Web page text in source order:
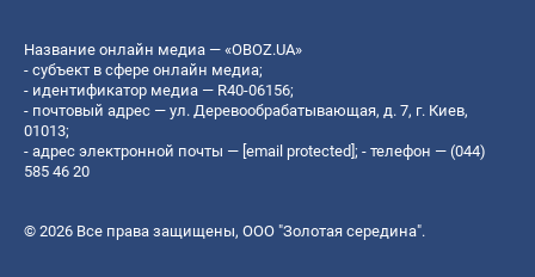
Название онлайн медиа — «OBOZ.UA»
- субъект в сфере онлайн медиа;
- идентификатор медиа — R40-06156;
- почтовый адрес — ул. Деревообрабатывающая, д. 7, г. Киев,
01013;
- адрес электронной почты — [email protected]; - телефон — (044)
585 46 20
© 2026 Все права защищены, ООО "Золотая середина".